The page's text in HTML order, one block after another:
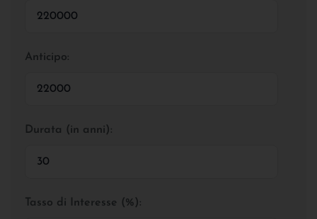
Anticipo:
Durata (in anni):
Tasso di Interesse (%):